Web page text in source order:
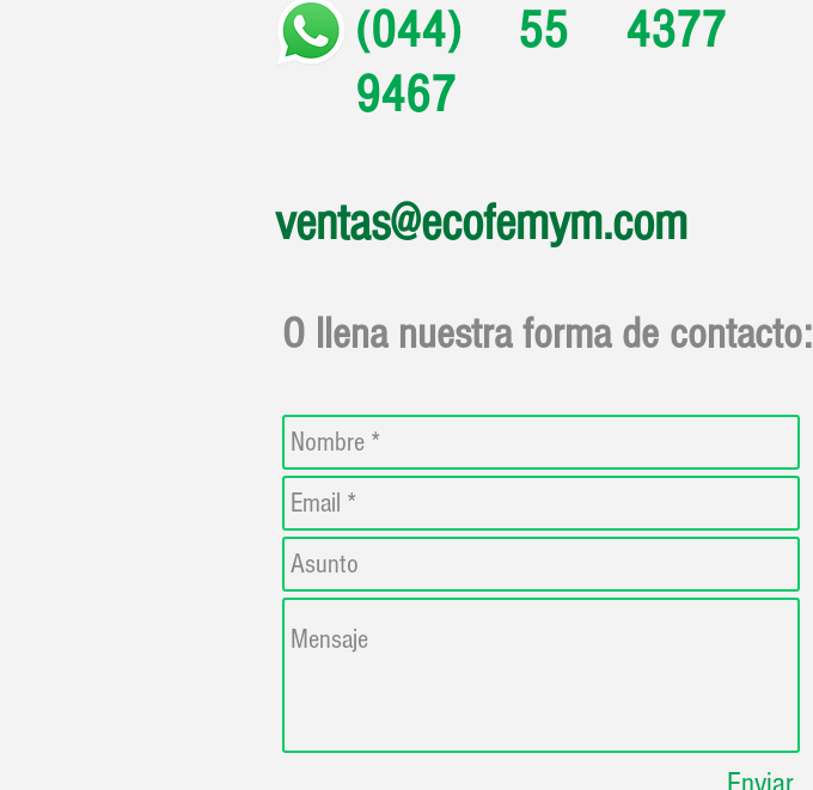
O llena nuestra forma de contacto:
ventas@ecofemym.com
(044) 55 4377
9467